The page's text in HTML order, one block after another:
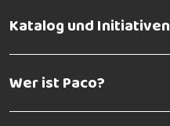
Katalog und Initiativen
Wer ist Paco?